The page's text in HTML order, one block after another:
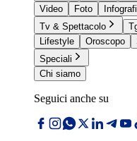
Video
Foto
Tv & Spettacolo
Lifestyle
Oroscopo
Speciali
Chi siamo
Seguici anche su